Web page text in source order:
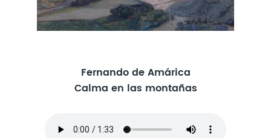
Fernando de Amárica
Calma en las montañas